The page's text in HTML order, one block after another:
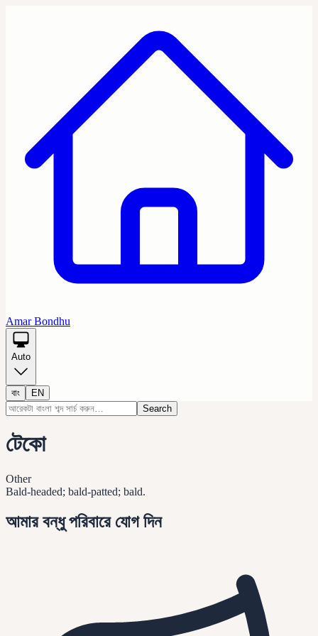
Amar Bondhu
Auto
বাং
EN
Search
টেকো
Other
Bald-headed; bald-patted; bald.
আমার বন্ধু পরিবারে যোগ দিন